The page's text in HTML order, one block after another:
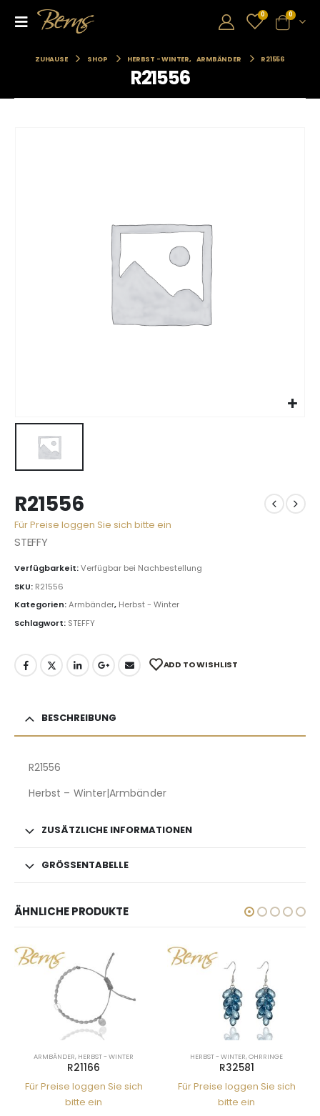
0 0
ZUHAUSE SHOP HERBST - WINTER, ARMBÄNDER R21556
R21556
R21556
Für Preise loggen Sie sich bitte ein
STEFFY
Verfügbarkeit:Verfügbar bei Nachbestellung
SKU: R21556
Kategorien:Armbänder, Herbst - Winter
Schlagwort: STEFFY
ADD TO WISHLIST
BESCHREIBUNG
R21556
Herbst – Winter|Armbänder
ZUSÄTZLICHE INFORMATIONEN
GRÖSSENTABELLE
ÄHNLICHE PRODUKTE
ARMBÄNDER, HERBST - WINTER
R21166
Für Preise loggen Sie sich
bitte ein
HERBST - WINTER,OHRRINGE
R32581
Für Preise loggen Sie sich
bitte ein